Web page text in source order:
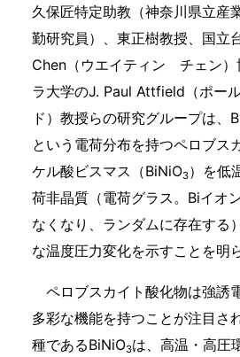
久保匠特定助教（神奈川県立産
勤研究員）、東正樹教授、国立
Chen（ウエイティン チェン）
ラ大学のJ. Paul Attfield（ポー
ド）教授らの研究グループは、
という電荷分布を持つペロブス
ケル酸ビスマス（BiNiO3）を低
荷非晶質（電荷グラス。Biイオ
なくなり、ランダムに存在する
な温度圧力変化を示すことを明
ペロブスカイト酸化物は強誘
多彩な機能を持つことが注目さ
種であるBiNiO3は、高温・高圧